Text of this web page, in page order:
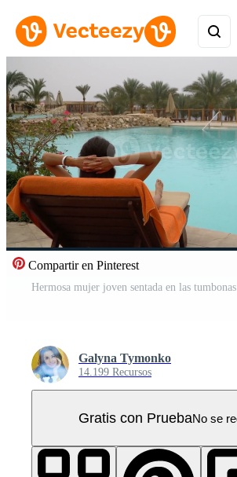
Compartir en Pinterest
Galyna Tymonko
14.199 Recursos
Gratis con PruebaNo se